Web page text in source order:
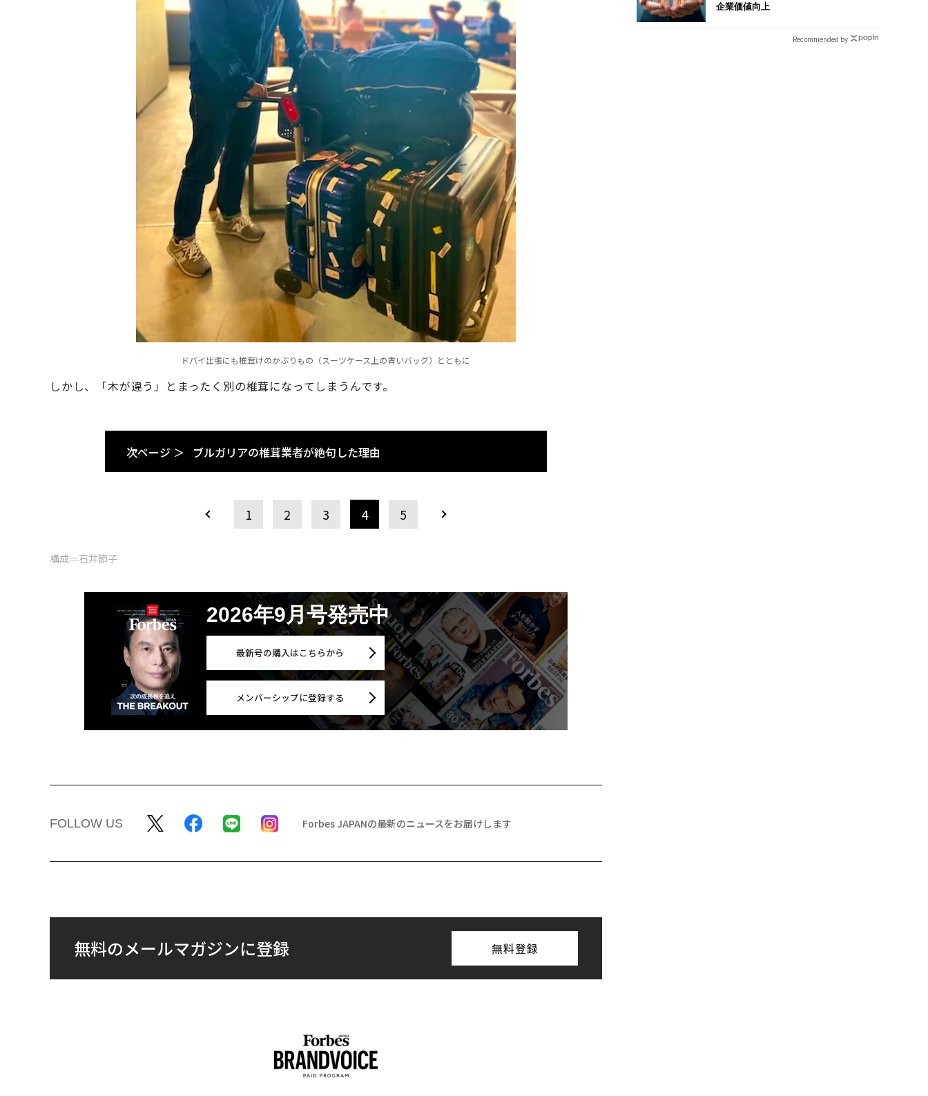
ドバイ出張にも椎茸けのかぶりもの（スーツケース上の青いバッグ）とともに
しかし、「木が違う」とまったく別の椎茸になってしまうんです。
次ページ ＞ ブルガリアの椎茸業者が絶句した理由
1 2 3 4 5
構成＝石井節子
2026年9月号発売中
最新号の購入はこちらから
メンバーシップに登録する
FOLLOW US Forbes JAPANの最新のニュースをお届けします
無料のメールマガジンに登録 無料登録
企業価値向上
Recommended by